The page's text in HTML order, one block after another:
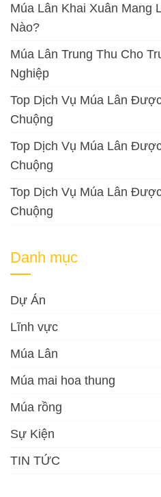
Múa Lân Khai Xuân Mang
Nào?
Múa Lân Trung Thu Cho
Nghiệp
Top Dịch Vụ Múa Lân
Chuộng
Top Dịch Vụ Múa Lân
Chuộng
Top Dịch Vụ Múa Lân
Chuộng
Danh mục
Dự Án
Lĩnh vực
Múa Lân
Múa mai hoa thung
Múa rồng
Sự Kiện
TIN TỨC